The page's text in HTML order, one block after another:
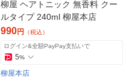
柳屋 ヘアトニック 無香料 クー
ルタイプ 240ml 柳屋本店
990円 （税込）
ログイン&全額PayPay支払いで
5%
柳屋本店